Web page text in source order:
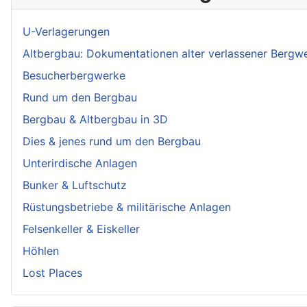
U-Verlagerungen
Altbergbau: Dokumentationen alter verlassener
Besucherbergwerke
Rund um den Bergbau
Bergbau & Altbergbau in 3D
Dies & jenes rund um den Bergbau
Unterirdische Anlagen
Bunker & Luftschutz
Rüstungsbetriebe & militärische Anlagen
Felsenkeller & Eiskeller
Höhlen
Lost Places